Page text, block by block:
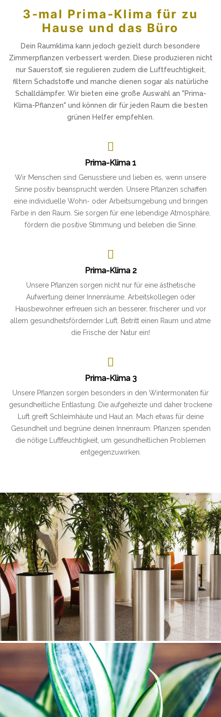
3-mal Prima-Klima für zu
Hause und das Büro
Dein Raumklima kann jedoch gezielt durch besondere
Zimmerpflanzen verbessert werden. Diese produzieren nicht
nur Sauerstoff, sie regulieren zudem die Luftfeuchtigkeit,
filtern Schadstoffe und manche dienen sogar als natürliche
Schalldämpfer. Wir bieten eine große Auswahl an "Prima-
Klima-Pflanzen" und können dir für jeden Raum die besten
grünen Helfer empfehlen.
Prima-Klima 1
Wir Menschen sind Genusstiere und lieben es, wenn unsere
Sinne positiv beansprucht werden. Unsere Pflanzen schaffen
eine individuelle Wohn- oder Arbeitsumgebung und bringen
Farbe in den Raum. Sie sorgen für eine lebendige Atmosphäre,
fördern die positive Stimmung und beleben die Sinne.
Prima-Klima 2
Unsere Pflanzen sorgen nicht nur für eine ästhetische
Aufwertung deiner Innenräume. Arbeitskollegen oder
Hausbewohner erfreuen sich an besserer, frischerer und vor
allem gesundheitsfördernder Luft. Betritt einen Raum und atme
die Frische der Natur ein!
Prima-Klima 3
Unsere Pflanzen sorgen besonders in den Wintermonaten für
gesundheitliche Entlastung. Die aufgeheizte und daher trockene
Luft greift Schleimhäute und Haut an. Mach etwas für deine
Gesundheit und begrüne deinen Innenraum: Pflanzen spenden
die nötige Luftfeuchtigkeit, um gesundheitlichen Problemen
entgegenzuwirken.